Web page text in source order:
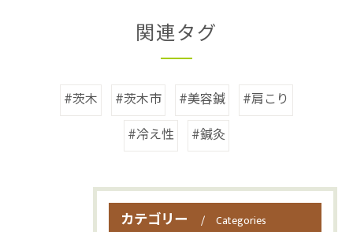
関連タグ
#茨木 #茨木市 #美容鍼
#肩こり
#冷え性
#鍼灸
カテゴリー Categories